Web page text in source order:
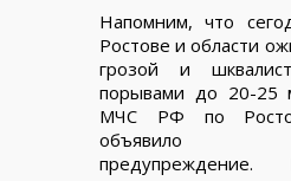
Напомним, что
Ростове и области
грозой и
порывами до 20-25
МЧС РФ по
объявило